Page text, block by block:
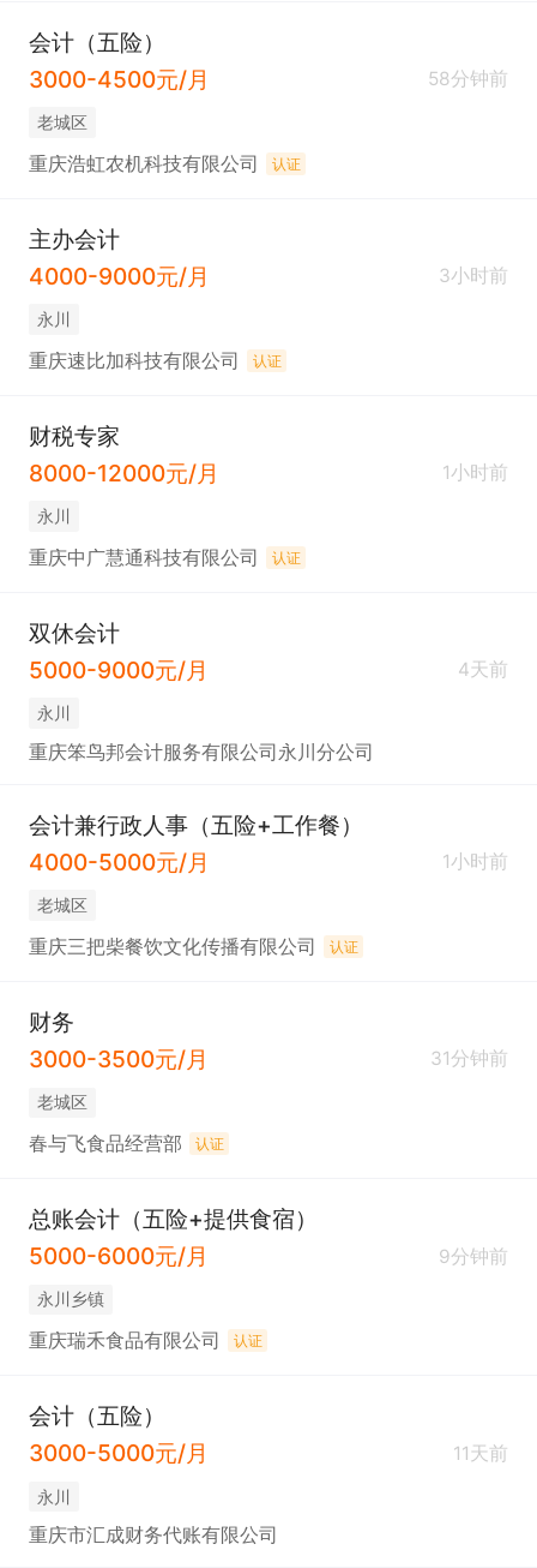
会计（五险）
3000-4500元/月
58分钟前
老城区
重庆浩虹农机科技有限公司 认证
主办会计
4000-9000元/月
3小时前
永川
重庆速比加科技有限公司 认证
财税专家
8000-12000元/月
1小时前
永川
重庆中广慧通科技有限公司 认证
双休会计
5000-9000元/月
4天前
永川
重庆笨鸟邦会计服务有限公司永川分公司
会计兼行政人事（五险+工作餐）
4000-5000元/月
1小时前
老城区
重庆三把柴餐饮文化传播有限公司 认证
财务
3000-3500元/月
31分钟前
老城区
春与飞食品经营部 认证
总账会计（五险+提供食宿）
5000-6000元/月
9分钟前
永川乡镇
重庆瑞禾食品有限公司 认证
会计（五险）
3000-5000元/月
11天前
永川
重庆市汇成财务代账有限公司